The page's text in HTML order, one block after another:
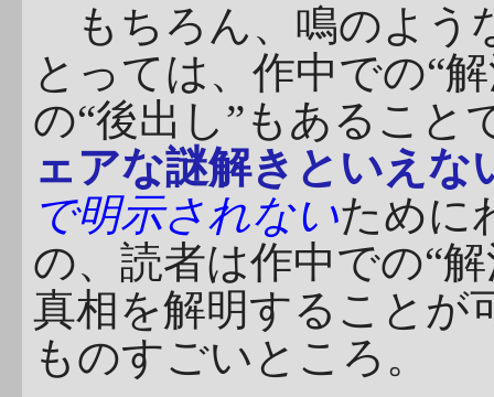
もちろん、鳴のよう
とっては、作中での“
の“後出し”もあるこ
ェアな謎解きといえな
で明示されないために
の、読者は作中での“
真相を解明することが
ものすごいところ。